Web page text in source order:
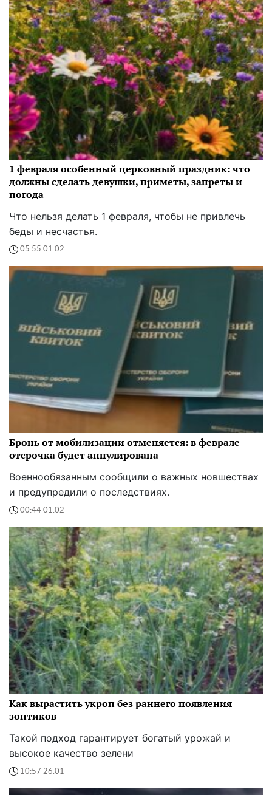
1 февраля особенный церковный праздник: что
должны сделать девушки, приметы, запреты и
погода
Что нельзя делать 1 февраля, чтобы не привлечь
беды и несчастья.
05:55 01.02
Бронь от мобилизации отменяется: в феврале
отсрочка будет аннулирована
Военнообязанным сообщили о важных новшествах
и предупредили о последствиях.
00:44 01.02
Как вырастить укроп без раннего появления
зонтиков
Такой подход гарантирует богатый урожай и
высокое качество зелени
10:57 26.01